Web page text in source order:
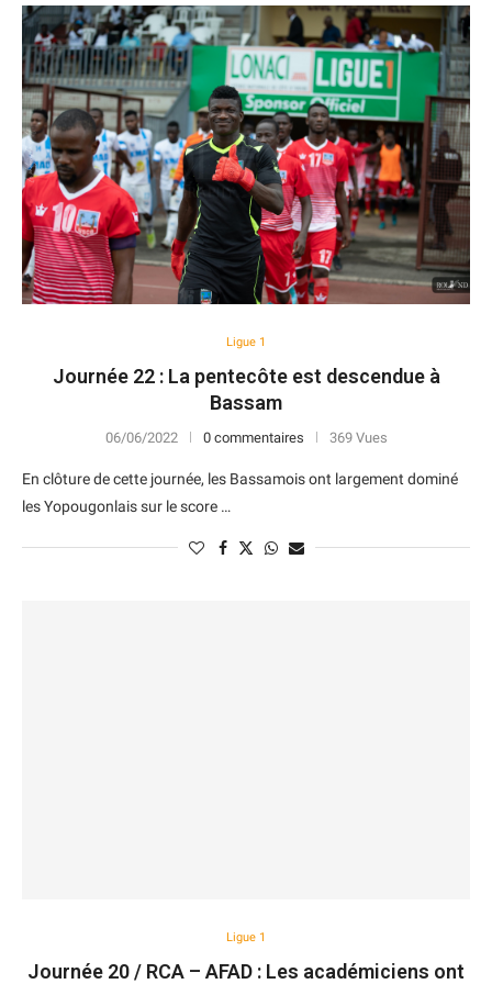
Ligue 1
Journée 22 : La pentecôte est descendue à
Bassam
06/06/2022 0 commentaires 369 Vues
En clôture de cette journée, les Bassamois ont largement dominé
les Yopougonlais sur le score …
Ligue 1
Journée 20 / RCA – AFAD : Les académiciens ont